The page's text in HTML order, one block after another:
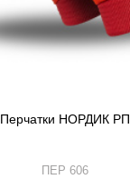
Перчатки НОРДИК РП
ПЕР 606